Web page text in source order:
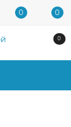
0 0
0